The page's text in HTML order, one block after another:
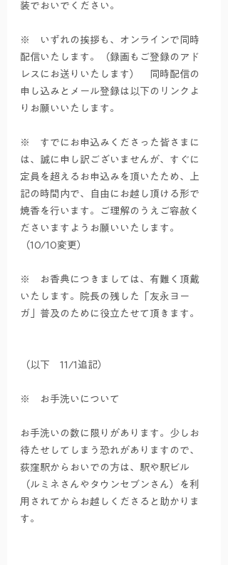
装でおいでください。
※　いずれの挨拶も、オンラインで同時
配信いたします。（録画もご登録のアド
レスにお送りいたします）　同時配信の
申し込みとメール登録は以下のリンクよ
りお願いいたします。
※　すでにお申込みくださった皆さまに
は、誠に申し訳ございませんが、すぐに
定員を超えるお申込みを頂いたため、上
記の時間内で、自由にお越し頂ける形で
焼香を行います。ご理解のうえご容赦く
ださいますようお願いいたします。
（10/10変更）
※　お香典につきましては、有難く頂戴
いたします。院長の残した「友永ヨー
ガ」普及のために役立たせて頂きます。
（以下　11/1追記）
※　お手洗いについて
お手洗いの数に限りがあります。少しお
待たせしてしまう恐れがありますので、
荻窪駅からおいでの方は、駅や駅ビル
（ルミネさんやタウンセブンさん）を利
用されてからお越しくださると助かりま
す。